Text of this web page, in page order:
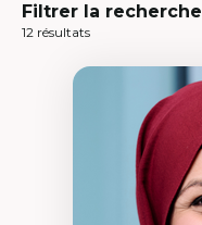
Filtrer la recherche
12 résultats